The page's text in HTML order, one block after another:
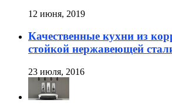
12 июня, 2019
Качественные кухни из
стойкой нержавеющей
23 июля, 2016